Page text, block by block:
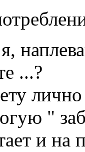
...?
"
и на